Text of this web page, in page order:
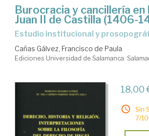
Burocracia y cancillería en
Juan II de Castilla (1406-
Estudio institucional y
Cañas Gálvez, Francisco de Paula
Ediciones Universidad de Salamanca.
18,00
Sin
7/